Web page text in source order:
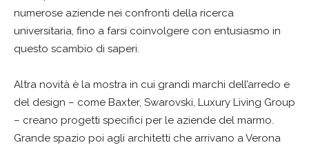
numerose aziende nei confronti della ricerca
universitaria, fino a farsi coinvolgere con entusiasmo in
questo scambio di saperi.
Altra novità è la mostra in cui grandi marchi dell’arredo e
del design – come Baxter, Swarovski, Luxury Living Group
– creano progetti specifici per le aziende del marmo.
Grande spazio poi agli architetti che arrivano a Verona